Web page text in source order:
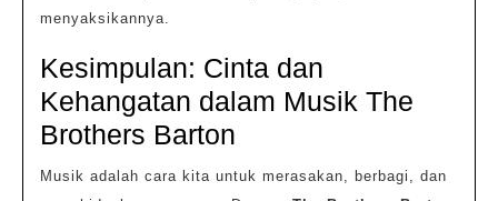
menyaksikannya.
Kesimpulan: Cinta dan
Kehangatan dalam Musik The
Brothers Barton
Musik adalah cara kita untuk merasakan, berbagi, dan